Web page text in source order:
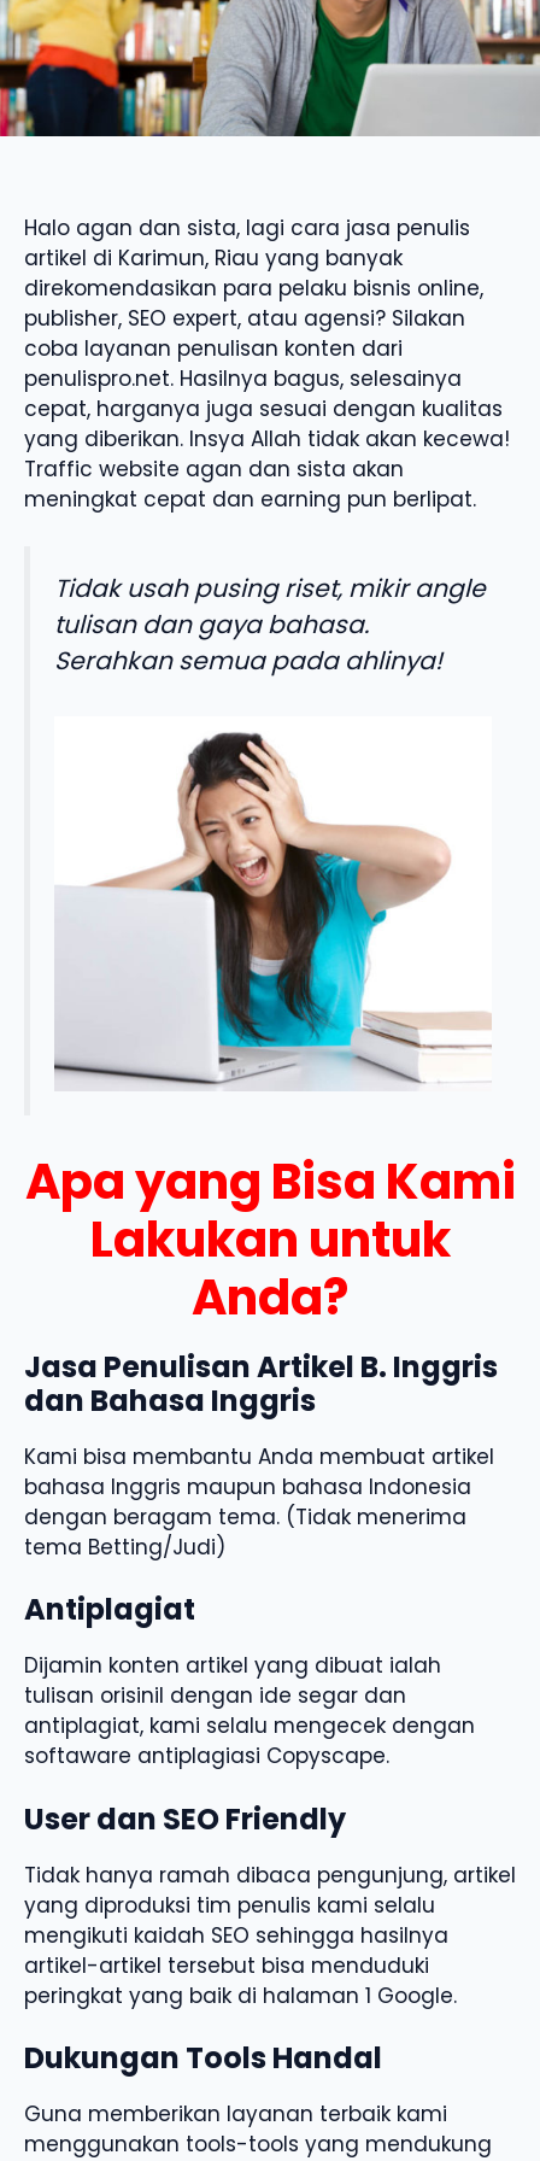
Halo agan dan sista, lagi cara jasa penulis
artikel di Karimun, Riau yang banyak
direkomendasikan para pelaku bisnis online,
publisher, SEO expert, atau agensi? Silakan
coba layanan penulisan konten dari
penulispro.net. Hasilnya bagus, selesainya
cepat, harganya juga sesuai dengan kualitas
yang diberikan. Insya Allah tidak akan kecewa!
Traffic website agan dan sista akan
meningkat cepat dan earning pun berlipat.
Tidak usah pusing riset, mikir angle
tulisan dan gaya bahasa.
Serahkan semua pada ahlinya!
Apa yang Bisa Kami
Lakukan untuk
Anda?
Jasa Penulisan Artikel B. Inggris
dan Bahasa Inggris
Kami bisa membantu Anda membuat artikel
bahasa Inggris maupun bahasa Indonesia
dengan beragam tema. (Tidak menerima
tema Betting/Judi)
Antiplagiat
Dijamin konten artikel yang dibuat ialah
tulisan orisinil dengan ide segar dan
antiplagiat, kami selalu mengecek dengan
softaware antiplagiasi Copyscape.
User dan SEO Friendly
Tidak hanya ramah dibaca pengunjung, artikel
yang diproduksi tim penulis kami selalu
mengikuti kaidah SEO sehingga hasilnya
artikel-artikel tersebut bisa menduduki
peringkat yang baik di halaman 1 Google.
Dukungan Tools Handal
Guna memberikan layanan terbaik kami
menggunakan tools-tools yang mendukung